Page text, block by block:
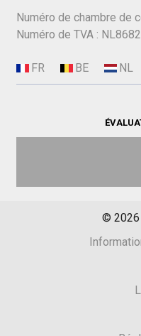
Numéro de chambre de
Numéro de TVA :
© 2026